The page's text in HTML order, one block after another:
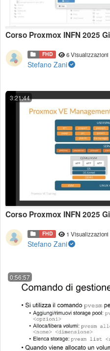
Corso Proxmox INFN 2025
FHD 6 Visualizzazioni
Stefano Zani
3:21:44
Corso Proxmox INFN 2025
FHD 1 Visualizzazioni
Stefano Zani
0:56:57